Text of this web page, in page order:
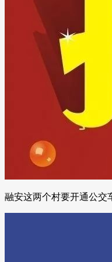
融安这两个村要开通公交